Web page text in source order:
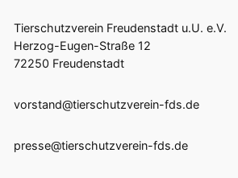
Tierschutzverein Freudenstadt u.U. e.V.
Herzog-Eugen-Straße 12
72250 Freudenstadt
vorstand@tierschutzverein-fds.de
presse@tierschutzverein-fds.de